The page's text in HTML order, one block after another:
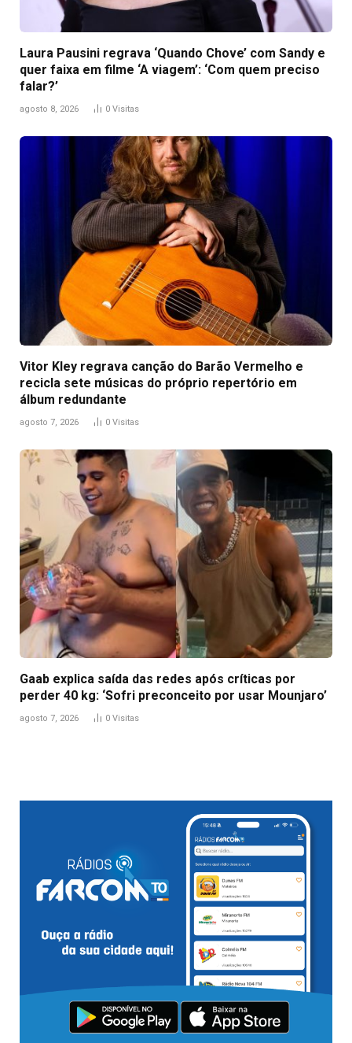
Laura Pausini regrava ‘Quando Chove’ com Sandy e
quer faixa em filme ‘A viagem’: ‘Com quem preciso
falar?’
agosto 8, 2026 0 Visitas
Vitor Kley regrava canção do Barão Vermelho e
recicla sete músicas do próprio repertório em
álbum redundante
agosto 7, 2026 0 Visitas
Gaab explica saída das redes após críticas por
perder 40 kg: ‘Sofri preconceito por usar Mounjaro’
agosto 7, 2026 0 Visitas